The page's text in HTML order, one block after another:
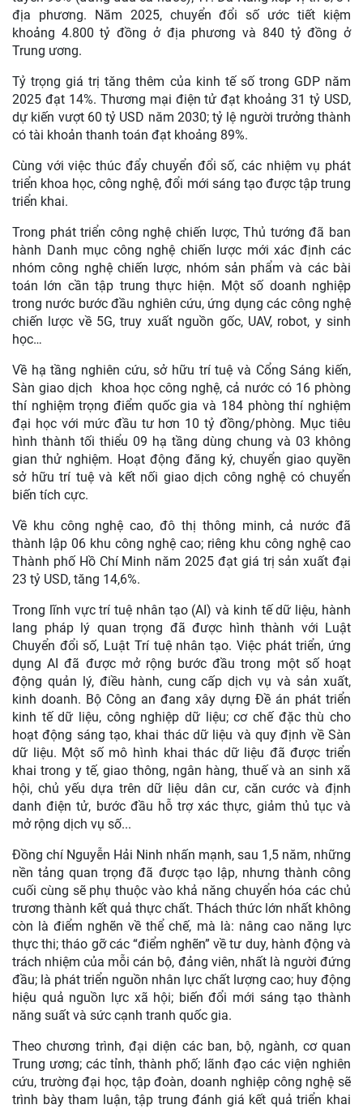
địa phương. Năm 2025, chuyển đổi số ước tiết kiệm
khoảng 4.800 tỷ đồng ở địa phương và 840 tỷ đồng ở
Trung ương.
Tỷ trọng giá trị tăng thêm của kinh tế số trong GDP năm
2025 đạt 14%. Thương mại điện tử đạt khoảng 31 tỷ USD,
dự kiến vượt 60 tỷ USD năm 2030; tỷ lệ người trưởng thành
có tài khoản thanh toán đạt khoảng 89%.
Cùng với việc thúc đẩy chuyển đổi số, các nhiệm vụ phát
triển khoa học, công nghệ, đổi mới sáng tạo được tập trung
triển khai.
Trong phát triển công nghệ chiến lược, Thủ tướng đã ban
hành Danh mục công nghệ chiến lược mới xác định các
nhóm công nghệ chiến lược, nhóm sản phẩm và các bài
toán lớn cần tập trung thực hiện. Một số doanh nghiệp
trong nước bước đầu nghiên cứu, ứng dụng các công nghệ
chiến lược về 5G, truy xuất nguồn gốc, UAV, robot, y sinh
học…
Về hạ tầng nghiên cứu, sở hữu trí tuệ và Cổng Sáng kiến,
Sàn giao dịch khoa học công nghệ, cả nước có 16 phòng
thí nghiệm trọng điểm quốc gia và 184 phòng thí nghiệm
đại học với mức đầu tư hơn 10 tỷ đồng/phòng. Mục tiêu
hình thành tối thiểu 09 hạ tầng dùng chung và 03 không
gian thử nghiệm. Hoạt động đăng ký, chuyển giao quyền
sở hữu trí tuệ và kết nối giao dịch công nghệ có chuyển
biến tích cực.
Về khu công nghệ cao, đô thị thông minh, cả nước đã
thành lập 06 khu công nghệ cao; riêng khu công nghệ cao
Thành phố Hồ Chí Minh năm 2025 đạt giá trị sản xuất đại
23 tỷ USD, tăng 14,6%.
Trong lĩnh vực trí tuệ nhân tạo (AI) và kinh tế dữ liệu, hành
lang pháp lý quan trọng đã được hình thành với Luật
Chuyển đổi số, Luật Trí tuệ nhân tạo. Việc phát triển, ứng
dụng AI đã được mở rộng bước đầu trong một số hoạt
động quản lý, điều hành, cung cấp dịch vụ và sản xuất,
kinh doanh. Bộ Công an đang xây dựng Đề án phát triển
kinh tế dữ liệu, công nghiệp dữ liệu; cơ chế đặc thù cho
hoạt động sáng tạo, khai thác dữ liệu và quy định về Sàn
dữ liệu. Một số mô hình khai thác dữ liệu đã được triển
khai trong y tế, giao thông, ngân hàng, thuế và an sinh xã
hội, chủ yếu dựa trên dữ liệu dân cư, căn cước và định
danh điện tử, bước đầu hỗ trợ xác thực, giảm thủ tục và
mở rộng dịch vụ số...
Đồng chí Nguyễn Hải Ninh nhấn mạnh, sau 1,5 năm, những
nền tảng quan trọng đã được tạo lập, nhưng thành công
cuối cùng sẽ phụ thuộc vào khả năng chuyển hóa các chủ
trương thành kết quả thực chất. Thách thức lớn nhất không
còn là điểm nghẽn về thể chế, mà là: nâng cao năng lực
thực thi; tháo gỡ các “điểm nghẽn” về tư duy, hành động và
trách nhiệm của mỗi cán bộ, đảng viên, nhất là người đứng
đầu; là phát triển nguồn nhân lực chất lượng cao; huy động
hiệu quả nguồn lực xã hội; biến đổi mới sáng tạo thành
năng suất và sức cạnh tranh quốc gia.
Theo chương trình, đại diện các ban, bộ, ngành, cơ quan
Trung ương; các tỉnh, thành phố; lãnh đạo các viện nghiên
cứu, trường đại học, tập đoàn, doanh nghiệp công nghệ sẽ
trình bày tham luận, tập trung đánh giá kết quả triển khai